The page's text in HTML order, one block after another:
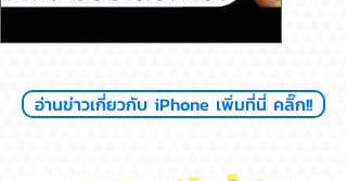
เสียไหม
ไหม?
อ่านข่าวเกี่ยวกับ iPhone เพิ่มที่นี่ คลิ๊ก!!